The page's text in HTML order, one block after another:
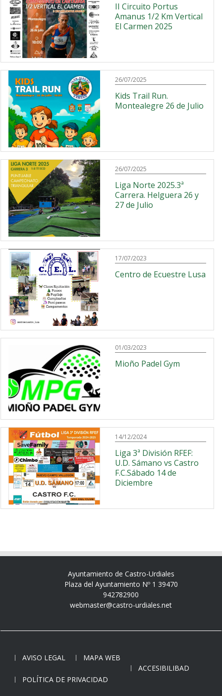
II Circuito Portus
Amanus 1/2 Km Vertical
El Carmen 2025
26/07/2025
Kids Trail Run.
Montealegre 26 de Julio
26/07/2025
Liga Norte 2025.3ª
Carrera. Helguera 26 y
27 de Julio
17/07/2023
Centro de Ecuestre Lusa
01/03/2023
Mioño Padel Gym
14/12/2024
Liga 3ª División RFEF:
U.D. Sámano vs Castro
F.C.Sábado 14 de
Diciembre
Ayuntamiento de Castro-Urdiales
Plaza del Ayuntamiento Nº 1 39470
942782900
webmaster@castro-urdiales.net
AVISO LEGAL
MAPA WEB
ACCESIBILIBAD
POLÍTICA DE PRIVACIDAD